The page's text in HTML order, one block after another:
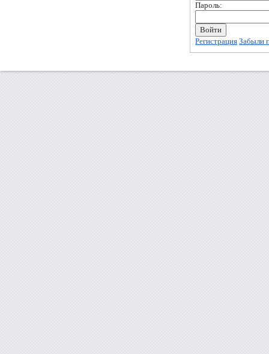
Пароль:
Регистрация Забыли